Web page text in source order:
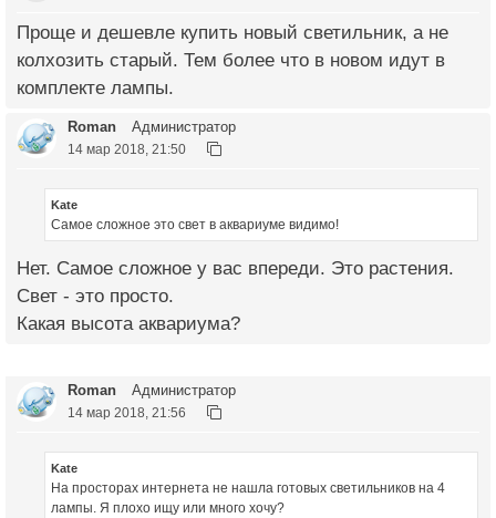
Проще и дешевле купить новый светильник, а не
колхозить старый. Тем более что в новом идут в
комплекте лампы.
Roman Администратор
14 мар 2018, 21:50
Kate
Самое сложное это свет в аквариуме видимо!
Нет. Самое сложное у вас впереди. Это растения.
Свет - это просто.
Какая высота аквариума?
Roman Администратор
14 мар 2018, 21:56
Kate
На просторах интернета не нашла готовых светильников на 4
лампы. Я плохо ищу или много хочу?